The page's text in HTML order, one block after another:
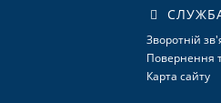
Зворотній
Повернення
Карта сайту